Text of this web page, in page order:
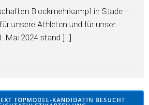
Blockmehrkampf in Stade –
unsere Athleten und für unser
Mai 2024 stand […]
TOPMODEL-KANDIDATIN BESUCHT